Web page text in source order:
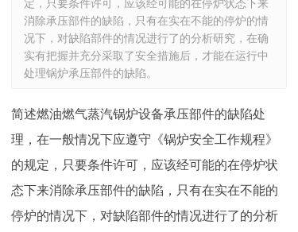
定，只要条件许可，应该经可能的在停炉状态下来
消除承压部件的缺陷，只有在实在不能的停炉的情
况下，对缺陷部件的情况进行了的分析研究，在确
实有把握并充分采取了安全措施后，才能在运行中
处理锅炉承压部件的缺陷。
简述燃油燃气蒸汽锅炉设备承压部件的缺陷处
理，在一般情况下应遵守《锅炉安全工作规程》
的规定，只要条件许可，应该经可能的在停炉状
态下来消除承压部件的缺陷，只有在实在不能的
停炉的情况下，对缺陷部件的情况进行了的分析